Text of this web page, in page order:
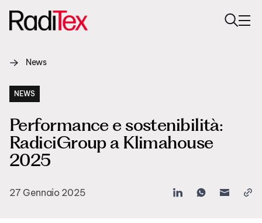
Chi siamo
Sostenibilità
Settori
Prodotti
News
NEWS
Performance e sostenibilità:
RadiciGroup a Klimahouse
2025
27 Gennaio 2025